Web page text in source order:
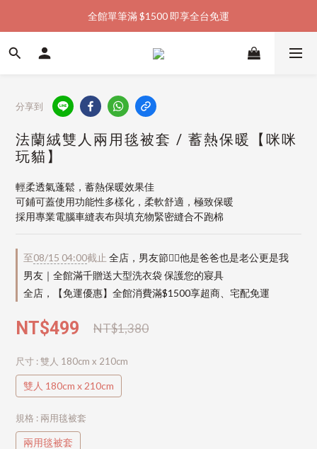
加入會員購物金  馬上領  馬上折
全館單筆滿 $1500 即享全台免運
加入會員購物金  馬上領  馬上折
分享到
法蘭絨雙人兩用毯被套 / 蓄熱保暖【咪咪
玩貓】
輕柔透氣蓬鬆，蓄熱保暖效果佳
可鋪可蓋使用功能性多樣化，柔軟舒適，極致保暖
採用專業電腦車縫表布與填充物緊密縫合不跑棉
至08/15 04:00截止 全店，男友節👱‍♂️他是爸爸也是老公更是我
男友｜全館滿千贈送大型洗衣袋 保護您的寢具
全店，【免運優惠】全館消費滿$1500享超商、宅配免運
NT$499 NT$1,380
尺寸 : 雙人 180cm x 210cm
雙人 180cm x 210cm
規格 : 兩用毯被套
兩用毯被套